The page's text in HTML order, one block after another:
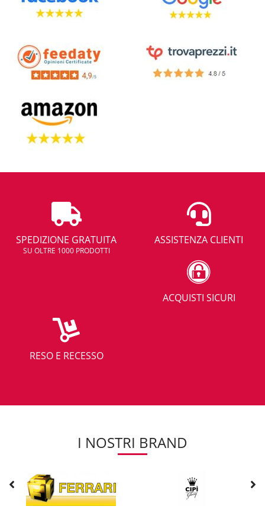
SPEDIZIONE GRATUITA
SU OLTRE 1000 PRODOTTI
ASSISTENZA CLIENTI
ACQUISTI SICURI
RESO E RECESSO
I NOSTRI BRAND